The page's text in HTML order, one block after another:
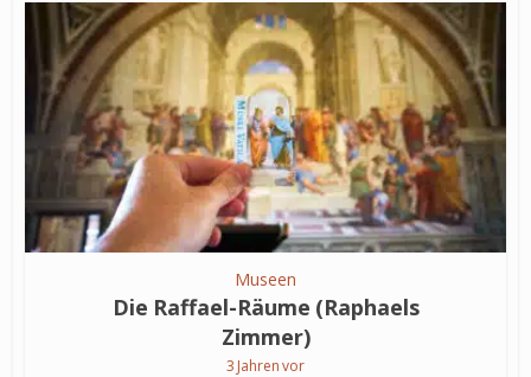
Museen
Die Raffael-Räume (Raphaels
Zimmer)
3 Jahren vor